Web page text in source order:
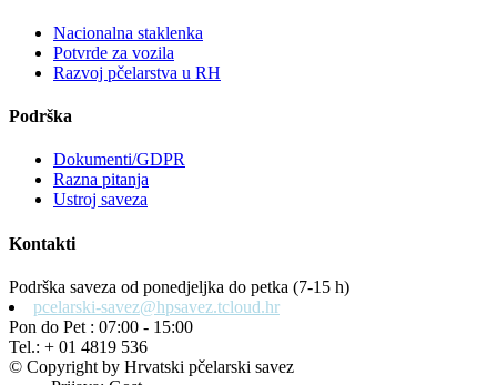
Nacionalna staklenka
Potvrde za vozila
Razvoj pčelarstva u RH
Podrška
Dokumenti/GDPR
Razna pitanja
Ustroj saveza
Kontakti
Podrška saveza od ponedjeljka do petka (7-15 h)
pcelarski-savez@hpsavez.tcloud.hr
Pon do Pet : 07:00 - 15:00
Tel.: + 01 4819 536
© Copyright by Hrvatski pčelarski savez